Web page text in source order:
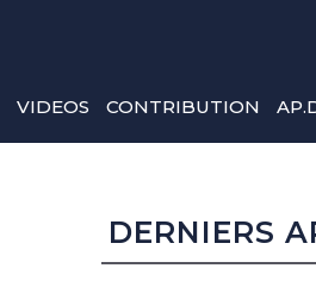
VIDEOS CONTRIBUTION
DERNIERS